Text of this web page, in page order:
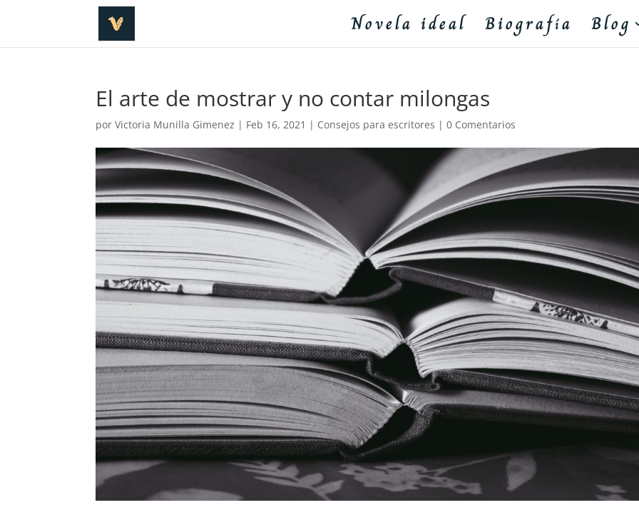
Novela ideal Biografía Blog
El arte de mostrar y no contar milongas
porVictoria Munilla Gimenez | Feb 16, 2021 | Consejos para escritores |0 Comentarios